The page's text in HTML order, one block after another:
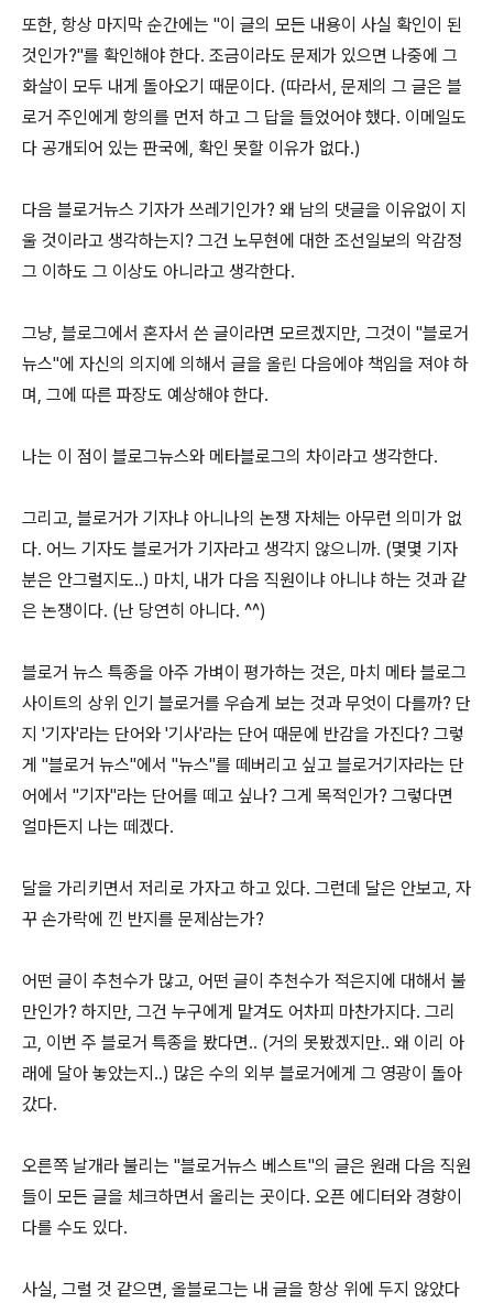
또한, 항상 마지막 순간에는 "이 글의 모든 내용이 사실 확인이 된
것인가?"를 확인해야 한다. 조금이라도 문제가 있으면 나중에 그
화살이 모두 내게 돌아오기 때문이다. (따라서, 문제의 그 글은 블
로거 주인에게 항의를 먼저 하고 그 답을 들었어야 했다. 이메일도
다 공개되어 있는 판국에, 확인 못할 이유가 없다.)
다음 블로거뉴스 기자가 쓰레기인가? 왜 남의 댓글을 이유없이 지
울 것이라고 생각하는지? 그건 노무현에 대한 조선일보의 악감정
그 이하도 그 이상도 아니라고 생각한다.
그냥, 블로그에서 혼자서 쓴 글이라면 모르겠지만, 그것이 "블로거
뉴스"에 자신의 의지에 의해서 글을 올린 다음에야 책임을 져야 하
며, 그에 따른 파장도 예상해야 한다.
나는 이 점이 블로그뉴스와 메타블로그의 차이라고 생각한다.
그리고, 블로거가 기자냐 아니나의 논쟁 자체는 아무런 의미가 없
다. 어느 기자도 블로거가 기자라고 생각지 않으니까. (몇몇 기자
분은 안그럴지도..) 마치, 내가 다음 직원이냐 아니냐 하는 것과 같
은 논쟁이다. (난 당연히 아니다. ^^)
블로거 뉴스 특종을 아주 가벼이 평가하는 것은, 마치 메타 블로그
사이트의 상위 인기 블로거를 우습게 보는 것과 무엇이 다를까? 단
지 '기자'라는 단어와 '기사'라는 단어 때문에 반감을 가진다? 그렇
게 "블로거 뉴스"에서 "뉴스"를 떼버리고 싶고 블로거기자라는 단
어에서 "기자"라는 단어를 떼고 싶나? 그게 목적인가? 그렇다면
얼마든지 나는 떼겠다.
달을 가리키면서 저리로 가자고 하고 있다. 그런데 달은 안보고, 자
꾸 손가락에 낀 반지를 문제삼는가?
어떤 글이 추천수가 많고, 어떤 글이 추천수가 적은지에 대해서 불
만인가? 하지만, 그건 누구에게 맡겨도 어차피 마찬가지다. 그리
고, 이번 주 블로거 특종을 봤다면.. (거의 못봤겠지만.. 왜 이리 아
래에 달아 놓았는지..) 많은 수의 외부 블로거에게 그 영광이 돌아
갔다.
오른쪽 날개라 불리는 "블로거뉴스 베스트"의 글은 원래 다음 직원
들이 모든 글을 체크하면서 올리는 곳이다. 오픈 에디터와 경향이
다를 수도 있다.
사실, 그럴 것 같으면, 올블로그는 내 글을 항상 위에 두지 않았다